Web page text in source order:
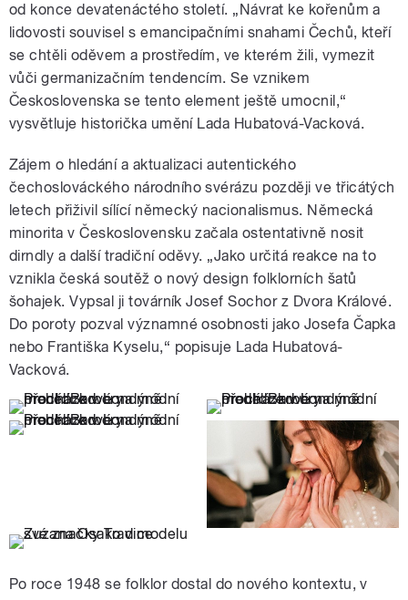
od konce devatenáctého století. „Návrat ke kořenům a
lidovosti souvisel s emancipačními snahami Čechů, kteří
se chtěli oděvem a prostředím, ve kterém žili, vymezit
vůči germanizačním tendencím. Se vznikem
Československa se tento element ještě umocnil,“
vysvětluje historička umění Lada Hubatová-Vacková.
Zájem o hledání a aktualizaci autentického
čechoslováckého národního svérázu později ve třicátých
letech přiživil sílící německý nacionalismus. Německá
minorita v Československu začala ostentativně nosit
dirndly a další tradiční oděvy. „Jako určitá reakce na to
vznikla česká soutěž o nový design folklorních šatů
šohajek. Vypsal ji továrník Josef Sochor z Dvora Králové.
Do poroty pozval významné osobnosti jako Josefa Čapka
nebo Františka Kyselu,“ popisuje Lada Hubatová-
Vacková.
Po roce 1948 se folklor dostal do nového kontextu, v